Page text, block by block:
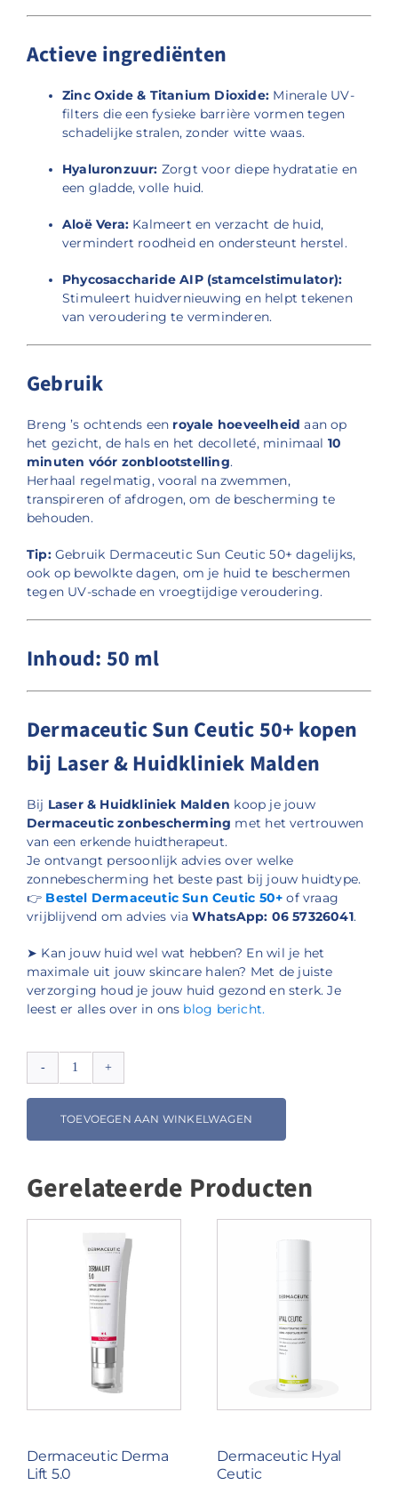
Actieve ingrediënten
Zinc Oxide & Titanium Dioxide: Minerale UV-
filters die een fysieke barrière vormen tegen
schadelijke stralen, zonder witte waas.
Hyaluronzuur: Zorgt voor diepe hydratatie en
een gladde, volle huid.
Aloë Vera: Kalmeert en verzacht de huid,
vermindert roodheid en ondersteunt herstel.
Phycosaccharide AIP (stamcelstimulator):
Stimuleert huidvernieuwing en helpt tekenen
van veroudering te verminderen.
Gebruik
Breng ’s ochtends een royale hoeveelheid aan op
het gezicht, de hals en het decolleté, minimaal 10
minuten vóór zonblootstelling.
Herhaal regelmatig, vooral na zwemmen,
transpireren of afdrogen, om de bescherming te
behouden.
Tip:Gebruik Dermaceutic Sun Ceutic 50+ dagelijks,
ook op bewolkte dagen, om je huid te beschermen
tegen UV-schade en vroegtijdige veroudering.
Inhoud: 50 ml
Dermaceutic Sun Ceutic 50+ kopen
bij Laser & Huidkliniek Malden
Bij Laser & Huidkliniek Malden koop je jouw
Dermaceutic zonbescherming met het vertrouwen
van een erkende huidtherapeut.
Je ontvangt persoonlijk advies over welke
zonnebescherming het beste past bij jouw huidtype.
👉 Bestel Dermaceutic Sun Ceutic 50+ of vraag
vrijblijvend om advies viaWhatsApp: 06 57326041.
➤ Kan jouw huid wel wat hebben? En wil je het
maximale uit jouw skincare halen? Met de juiste
verzorging houd je jouw huid gezond en sterk. Je
leest er alles over in ons blog bericht.
Dermaceutic
Ceutic
TOEVOEGEN AAN WINKELWAGEN
Gerelateerde Producten
Dermaceutic Derma
Lift 5.0
Dermaceutic Hyal
Ceutic